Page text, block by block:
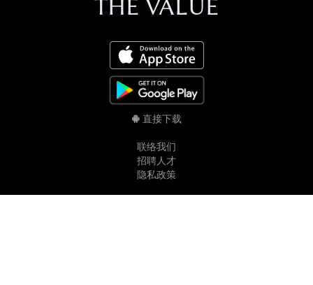
联络我们
招聘人才
隐私政策
直接下载
THE VALUE